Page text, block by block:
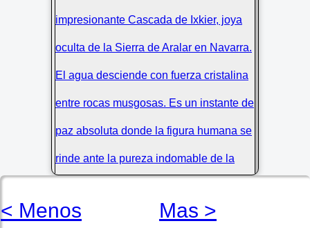
Una mujer contempla la majestuosa
< Menos Mas >